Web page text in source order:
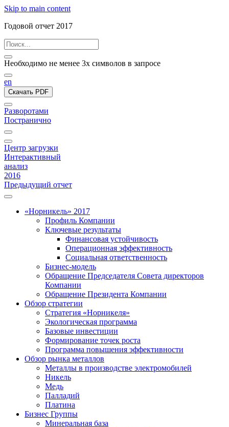
Skip to main content
Годовой отчет 2017
Необходимо не менее 3х символов в запросе
en
Скачать PDF
Разворотами
Постранично
Центр загрузки
Интерактивный
анализ
2016
Предыдущий отчет
«Норникель» 2017
Профиль Компании
Ключевые результаты
Финансовая устойчивость
Операционная эффективность
Социальная ответственность
Бизнес-модель
Обращение Председателя Совета директоров
Компании
Обращение Президента Компании
Обзор стратегии
Стратегия «Норникеля»
Экологическая программа
Базовые инвестиции
Формирование точек роста
Программа повышения эффективности
Обзор рынка металлов
Металлы в производстве электромобилей
Никель
Медь
Палладий
Платина
Бизнес Группы
Минеральная база